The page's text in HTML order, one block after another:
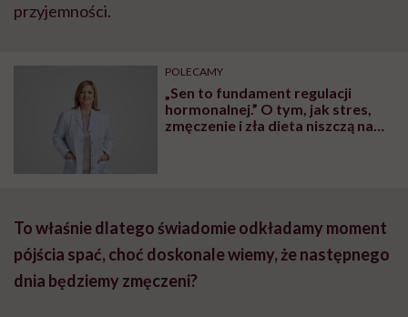
przyjemności.
POLECAMY
„Sen to fundament regulacji
hormonalnej.” O tym, jak stres,
zmęczenie i zła dieta niszczą nam
To właśnie dlatego świadomie odkładamy moment
pójścia spać, choć doskonale wiemy, że następnego
dnia będziemy zmęczeni?